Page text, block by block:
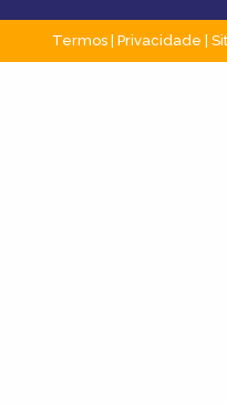
Termos Privacidade